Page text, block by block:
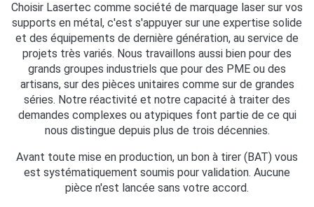
Choisir Lasertec comme société de marquage laser sur vos
supports en métal, c'est s'appuyer sur une expertise solide
et des équipements de dernière génération, au service de
projets très variés. Nous travaillons aussi bien pour des
grands groupes industriels que pour des PME ou des
artisans, sur des pièces unitaires comme sur de grandes
séries. Notre réactivité et notre capacité à traiter des
demandes complexes ou atypiques font partie de ce qui
nous distingue depuis plus de trois décennies.
Avant toute mise en production, un bon à tirer (BAT) vous
est systématiquement soumis pour validation. Aucune
pièce n'est lancée sans votre accord.